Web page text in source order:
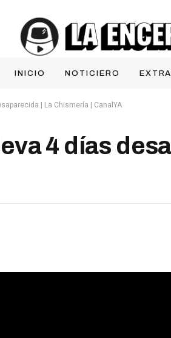
INICIO NOTICIERO
| La Chismería | CanalYA
4 días